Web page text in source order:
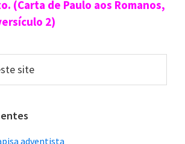
(Carta de Paulo aos Romanos,
2)
adventista